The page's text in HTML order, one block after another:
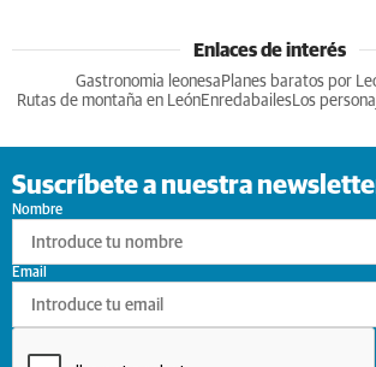
Enlaces de interés
Gastronomia leonesa Planes baratos por
Rutas de montaña en LeónEnredabailesLos
Suscríbete a nuestra
Nombre
Email